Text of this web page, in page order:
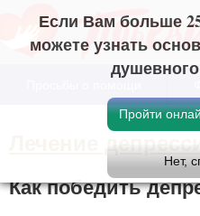
Если Вам больше
можете узнать
Лечение
Как победить